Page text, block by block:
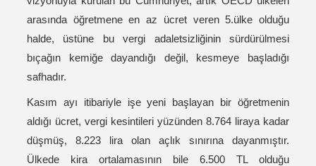
arasında öğretmene en az ücret veren 5.ülke olduğu
halde, üstüne bu vergi adaletsizliğinin sürdürülmesi
bıçağın kemiğe dayandığı değil, kesmeye başladığı
safhadır.
Kasım ayı itibariyle işe yeni başlayan bir öğretmenin
aldığı ücret, vergi kesintileri yüzünden 8.764 liraya kadar
düşmüş, 8.223 lira olan açlık sınırına dayanmıştır.
Ülkede kira ortalamasının bile 6.500 TL olduğu